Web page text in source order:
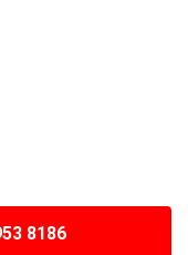
8186